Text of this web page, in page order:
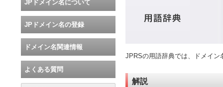
JPRSの用語辞典では、ドメイ
解説
JPドメイン名について
JPドメイン名の登録
ドメイン名関連情報
よくある質問